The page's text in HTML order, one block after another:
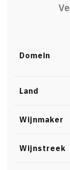
Domein
Land
Wijnmaker
Wijnstreek